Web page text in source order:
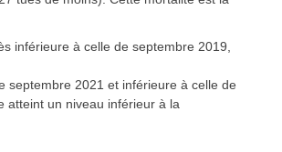
inférieure à celle de septembre 2019,
septembre 2021 et inférieure à celle de
atteint un niveau inférieur à la